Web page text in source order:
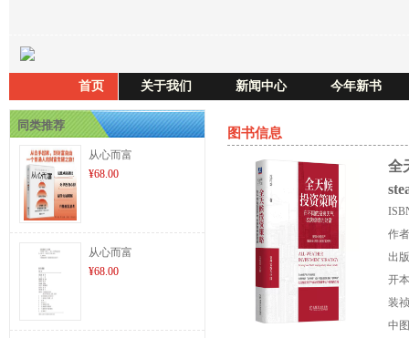
首页 关于我们 新闻中心 今年新书
同类推荐
从心而富
¥68.00
从心而富
¥68.00
图书信息
全
作
出
开
装
中